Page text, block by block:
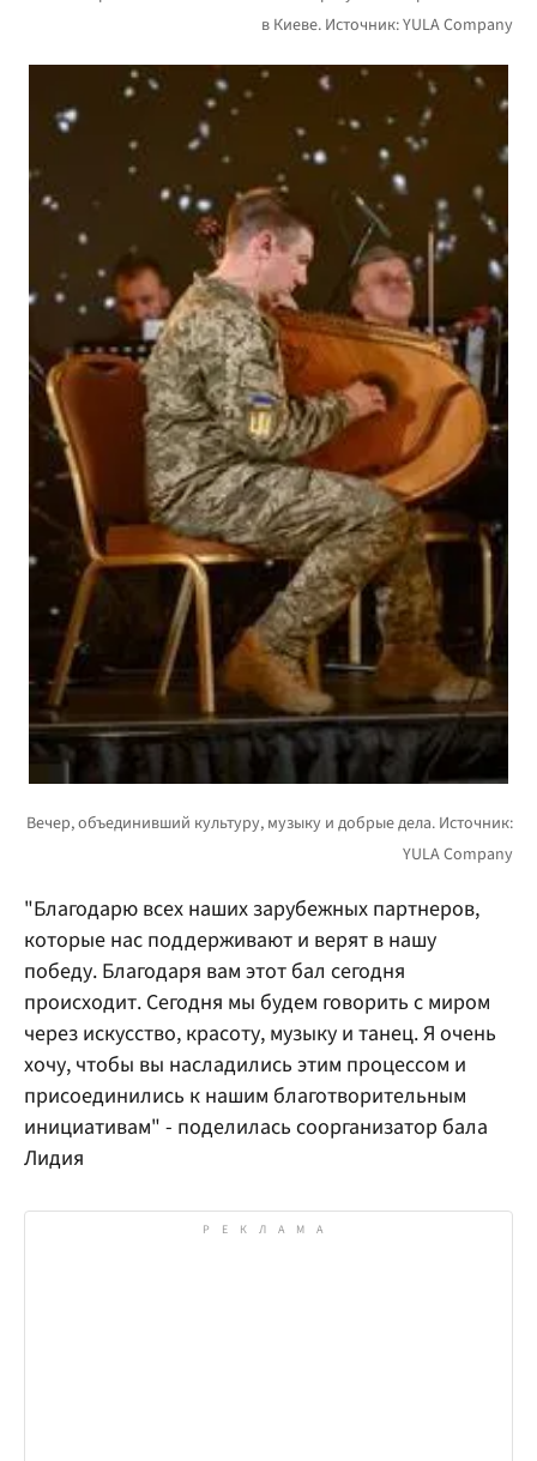
"Благодарю всех наших зарубежных партнеров,
которые нас поддерживают и верят в нашу
победу. Благодаря вам этот бал сегодня
происходит. Сегодня мы будем говорить с миром
через искусство, красоту, музыку и танец. Я очень
хочу, чтобы вы насладились этим процессом и
присоединились к нашим благотворительным
инициативам" - поделилась соорганизатор бала
Лидия